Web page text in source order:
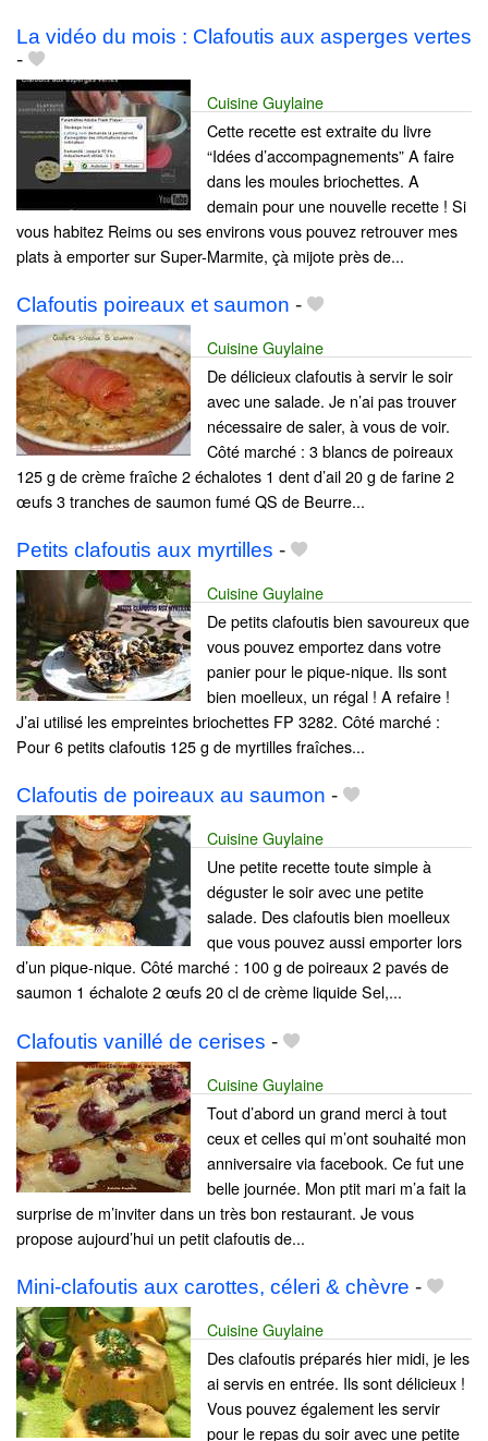
La vidéo du mois : Clafoutis aux asperges vertes
-
Cuisine Guylaine
Cette recette est extraite du livre
“Idées d’accompagnements” A faire
dans les moules briochettes. A
demain pour une nouvelle recette ! Si
vous habitez Reims ou ses environs vous pouvez retrouver mes
plats à emporter sur Super-Marmite, çà mijote près de...
Clafoutis poireaux et saumon -
Cuisine Guylaine
De délicieux clafoutis à servir le soir
avec une salade. Je n’ai pas trouver
nécessaire de saler, à vous de voir.
Côté marché : 3 blancs de poireaux
125 g de crème fraîche 2 échalotes 1 dent d’ail 20 g de farine 2
œufs 3 tranches de saumon fumé QS de Beurre...
Petits clafoutis aux myrtilles -
Cuisine Guylaine
De petits clafoutis bien savoureux que
vous pouvez emportez dans votre
panier pour le pique-nique. Ils sont
bien moelleux, un régal ! A refaire !
J’ai utilisé les empreintes briochettes FP 3282. Côté marché :
Pour 6 petits clafoutis 125 g de myrtilles fraîches...
Clafoutis de poireaux au saumon -
Cuisine Guylaine
Une petite recette toute simple à
déguster le soir avec une petite
salade. Des clafoutis bien moelleux
que vous pouvez aussi emporter lors
d’un pique-nique. Côté marché : 100 g de poireaux 2 pavés de
saumon 1 échalote 2 œufs 20 cl de crème liquide Sel,...
Clafoutis vanillé de cerises -
Cuisine Guylaine
Tout d’abord un grand merci à tout
ceux et celles qui m’ont souhaité mon
anniversaire via facebook. Ce fut une
belle journée. Mon ptit mari m’a fait la
surprise de m’inviter dans un très bon restaurant. Je vous
propose aujourd’hui un petit clafoutis de...
Mini-clafoutis aux carottes, céleri & chèvre -
Cuisine Guylaine
Des clafoutis préparés hier midi, je les
ai servis en entrée. Ils sont délicieux !
Vous pouvez également les servir
pour le repas du soir avec une petite